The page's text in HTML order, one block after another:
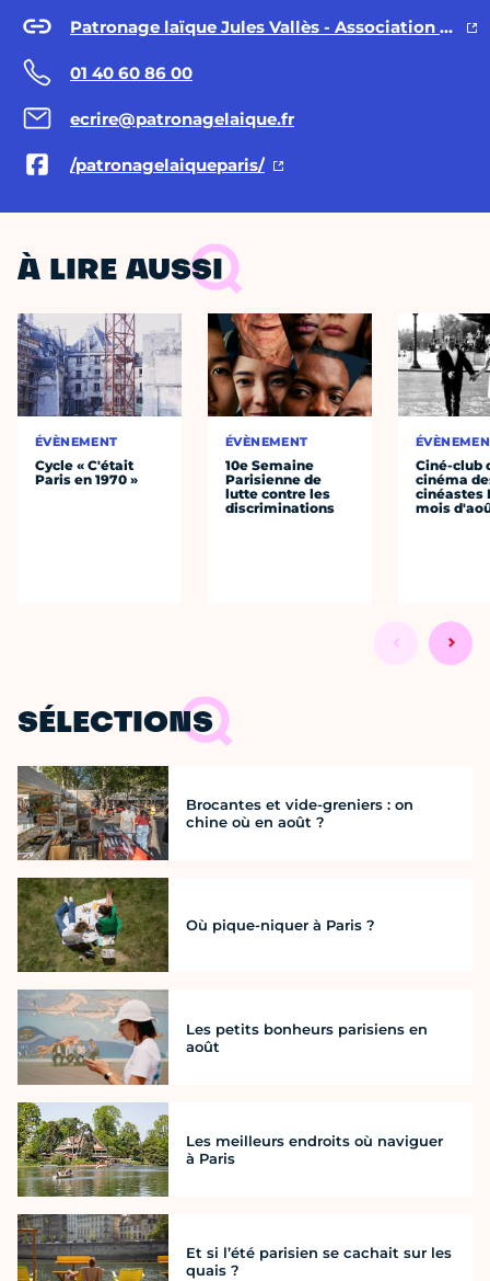
Patronage laïque Jules Vallès - Association Actisce
01 40 60 86 00
ecrire@patronagelaique.fr
/patronagelaiqueparis/
À LIRE AUSSI
ÉVÈNEMENT
Cycle « C'était
Paris en 1970 »
ÉVÈNEMENT
10e Semaine
Parisienne de
lutte contre les
discriminations
Ciné-club
cinéma
cinéastes
mois
SÉLECTIONS
Brocantes et vide-greniers : on
chine où en août ?
Où pique-niquer à Paris ?
Les petits bonheurs parisiens en
août
Les meilleurs endroits où naviguer
à Paris
Et si l’été parisien se cachait sur les
quais ?